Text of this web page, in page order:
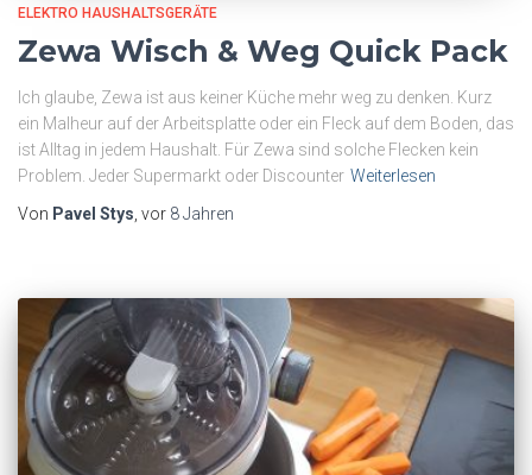
ELEKTRO HAUSHALTSGERÄTE
Zewa Wisch & Weg Quick Pack
Ich glaube, Zewa ist aus keiner Küche mehr weg zu denken. Kurz
ein Malheur auf der Arbeitsplatte oder ein Fleck auf dem Boden, das
ist Alltag in jedem Haushalt. Für Zewa sind solche Flecken kein
Problem. Jeder Supermarkt oder Discounter Weiterlesen
Von Pavel Stys , vor 8 Jahren